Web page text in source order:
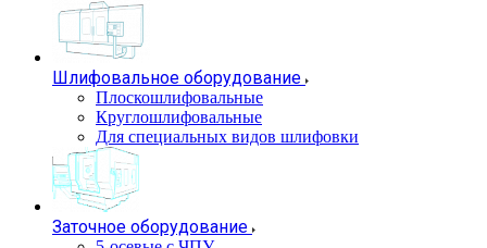
Шлифовальное оборудование
Плоскошлифовальные
Круглошлифовальные
Для специальных видов шлифовки
Заточное оборудование